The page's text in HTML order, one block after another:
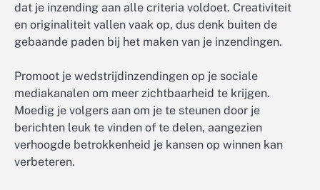
dat je inzending aan alle criteria voldoet. Creativiteit
en originaliteit vallen vaak op, dus denk buiten de
gebaande paden bij het maken van je inzendingen.
Promoot je wedstrijdinzendingen op je sociale
mediakanalen om meer zichtbaarheid te krijgen.
Moedig je volgers aan om je te steunen door je
berichten leuk te vinden of te delen, aangezien
verhoogde betrokkenheid je kansen op winnen kan
verbeteren.